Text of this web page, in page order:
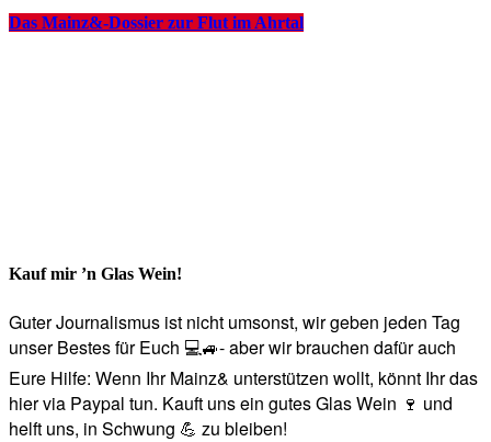
Das Mainz&-Dossier zur Flut im Ahrtal
Kauf mir ’n Glas Wein!
Guter Journalismus ist nicht umsonst, wir geben jeden Tag
unser Bestes für Euch 💻🚙- aber wir brauchen dafür auch
Eure Hilfe: Wenn Ihr Mainz& unterstützen wollt, könnt Ihr das
hier via Paypal tun. Kauft uns ein gutes Glas Wein 🍷 und
helft uns, in Schwung 💪 zu bleiben!